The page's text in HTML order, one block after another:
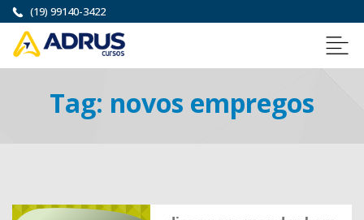
(19) 99140-3422
Tag: novos empregos